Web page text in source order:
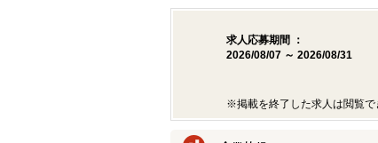
求人応募期間 ：
2026/08/07 ～ 2026/08/31
※掲載を終了した求人は閲覧で